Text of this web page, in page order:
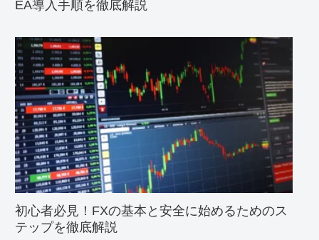
EA導入手順を徹底解説
初心者必見！FXの基本と安全に始めるためのス
テップを徹底解説